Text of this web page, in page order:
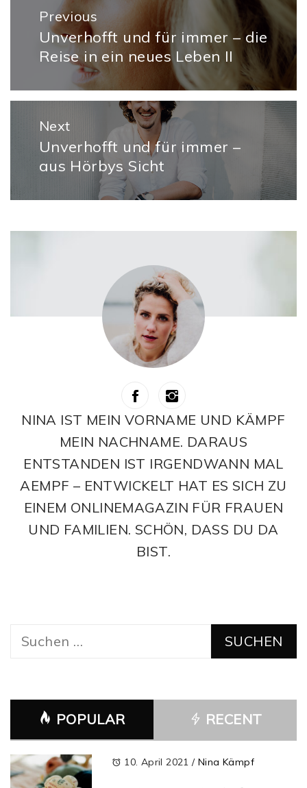
Beitragsnavigation
Previous
Previous
post:
Unverhofft und für immer – die
Reise in ein neues Leben II
Next
Next
post:
Unverhofft und für immer –
aus Hörbys Sicht
NINA IST MEIN VORNAME UND KÄMPF
MEIN NACHNAME. DARAUS
ENTSTANDEN IST IRGENDWANN MAL
AEMPF – ENTWICKELT HAT ES SICH ZU
EINEM ONLINEMAGAZIN FÜR FRAUEN
UND FAMILIEN. SCHÖN, DASS DU DA
BIST.
Suchen
POPULAR RECENT
10. April 2021/ Nina Kämpf